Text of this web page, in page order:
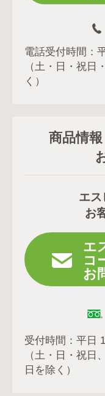
電話受付時間：
（土・日・祝日
く）
商品情
エス
お
エ
コ
お
受付時間：平日
（土・日・祝日
日を除く）